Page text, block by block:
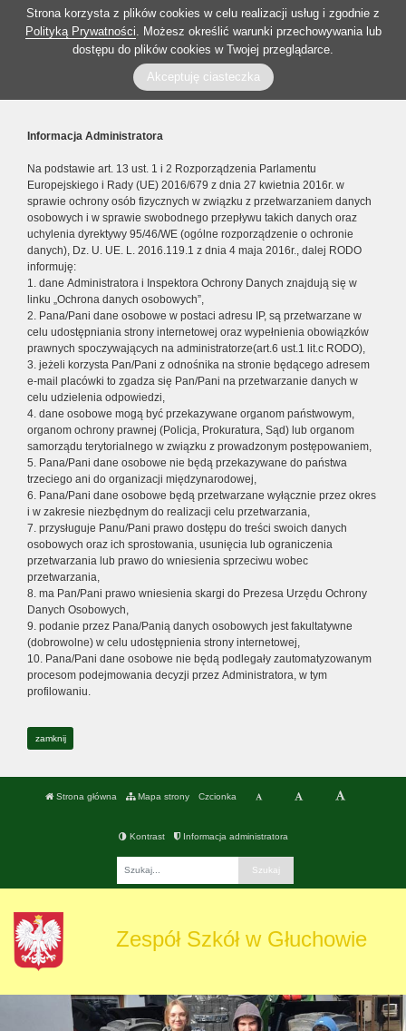
Strona korzysta z plików cookies w celu realizacji usług i zgodnie z
Polityką Prywatności. Możesz określić warunki przechowywania lub
dostępu do plików cookies w Twojej przeglądarce.
Akceptuję ciasteczka
Informacja Administratora
Na podstawie art. 13 ust. 1 i 2 Rozporządzenia Parlamentu
Europejskiego i Rady (UE) 2016/679 z dnia 27 kwietnia 2016r. w
sprawie ochrony osób fizycznych w związku z przetwarzaniem danych
osobowych i w sprawie swobodnego przepływu takich danych oraz
uchylenia dyrektywy 95/46/WE (ogólne rozporządzenie o ochronie
danych), Dz. U. UE. L. 2016.119.1 z dnia 4 maja 2016r., dalej RODO
informuję:
1. dane Administratora i Inspektora Ochrony Danych znajdują się w
linku „Ochrona danych osobowych”,
2. Pana/Pani dane osobowe w postaci adresu IP, są przetwarzane w
celu udostępniania strony internetowej oraz wypełnienia obowiązków
prawnych spoczywających na administratorze(art.6 ust.1 lit.c RODO),
3. jeżeli korzysta Pan/Pani z odnośnika na stronie będącego adresem
e-mail placówki to zgadza się Pan/Pani na przetwarzanie danych w
celu udzielenia odpowiedzi,
4. dane osobowe mogą być przekazywane organom państwowym,
organom ochrony prawnej (Policja, Prokuratura, Sąd) lub organom
samorządu terytorialnego w związku z prowadzonym postępowaniem,
5. Pana/Pani dane osobowe nie będą przekazywane do państwa
trzeciego ani do organizacji międzynarodowej,
6. Pana/Pani dane osobowe będą przetwarzane wyłącznie przez okres
i w zakresie niezbędnym do realizacji celu przetwarzania,
7. przysługuje Panu/Pani prawo dostępu do treści swoich danych
osobowych oraz ich sprostowania, usunięcia lub ograniczenia
przetwarzania lub prawo do wniesienia sprzeciwu wobec
przetwarzania,
8. ma Pan/Pani prawo wniesienia skargi do Prezesa Urzędu Ochrony
Danych Osobowych,
9. podanie przez Pana/Panią danych osobowych jest fakultatywne
(dobrowolne) w celu udostępnienia strony internetowej,
10. Pana/Pani dane osobowe nie będą podlegały zautomatyzowanym
procesom podejmowania decyzji przez Administratora, w tym
profilowaniu.
zamknij
Strona główna Mapa strony Czcionka
Kontrast Informacja administratora
Zespół Szkół w Głuchowie